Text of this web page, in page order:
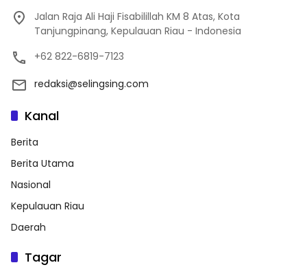
Jalan Raja Ali Haji Fisabilillah KM 8 Atas, Kota
Tanjungpinang, Kepulauan Riau - Indonesia
+62 822-6819-7123
redaksi@selingsing.com
Kanal
Berita
Berita Utama
Nasional
Kepulauan Riau
Daerah
Tagar